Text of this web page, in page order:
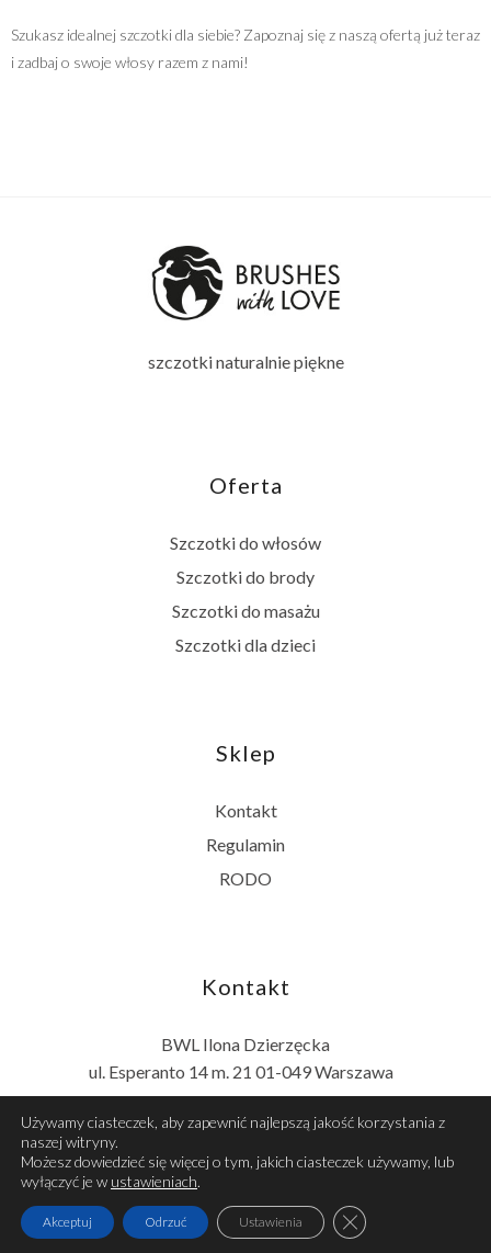
Szukasz idealnej szczotki dla siebie? Zapoznaj się z naszą ofertą już teraz
i zadbaj o swoje włosy razem z nami!
szczotki naturalnie piękne
Oferta
Szczotki do włosów
Szczotki do brody
Szczotki do masażu
Szczotki dla dzieci
Sklep
Kontakt
Regulamin
RODO
Kontakt
BWL Ilona Dzierzęcka
ul. Esperanto 14 m. 21 01-049 Warszawa
© Copyright 2024 - realizacja - lukedi.pl
Używamy ciasteczek, aby zapewnić najlepszą jakość korzystania z
naszej witryny.
Możesz dowiedzieć się więcej o tym, jakich ciasteczek używamy, lub
wyłączyć je w ustawieniach.
Akceptuj Odrzuć Ustawienia Zamknij panel